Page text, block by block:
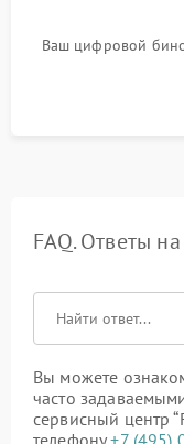
Ваш цифровой
FAQ. Ответы
Вы можете
часто
сервисный центр
телефону+7 (495)